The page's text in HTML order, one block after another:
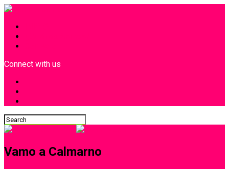
Connect with us
Vamo a Calmarno